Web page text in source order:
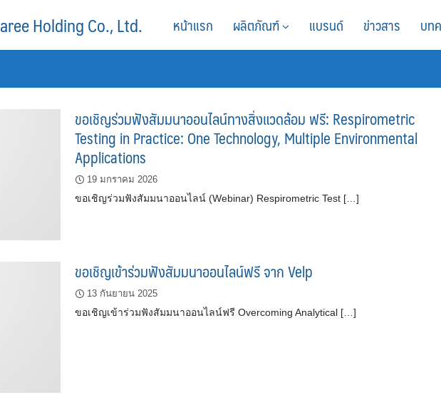
Holding Co., Ltd. หน้าแรก ผลิตภัณฑ์ แบรนด์ ข่าวสาร บท
ขอเชิญร่วมฟังสัมมนาออนไลน์ทางสิ่งแวดล้อม ฟรี: Respirometric
Testing in Practice: One Technology, Multiple Environmental
Applications
19 มกราคม 2026
ขอเชิญร่วมฟังสัมมนาออนไลน์ (Webinar) Respirometric Test […]
ขอเชิญเข้าร่วมฟังสัมมนาออนไลน์ฟรี จาก Velp
13 กันยายน 2025
ขอเชิญเข้าร่วมฟังสัมมนาออนไลน์ฟรี Overcoming Analytical […]